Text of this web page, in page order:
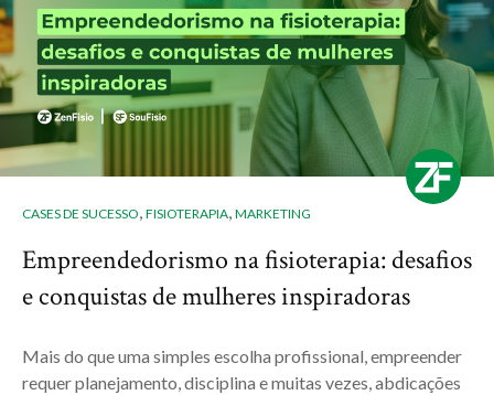
CASES DE SUCESSO, FISIOTERAPIA, MARKETING
Empreendedorismo na fisioterapia: desafios
e conquistas de mulheres inspiradoras
Mais do que uma simples escolha profissional, empreender
requer planejamento, disciplina e muitas vezes, abdicações